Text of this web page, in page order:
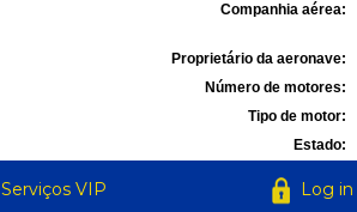
Companhia aérea:
Proprietário da aeronave:
Número de motores:
Tipo de motor:
Estado:
Serviços VIP Log in